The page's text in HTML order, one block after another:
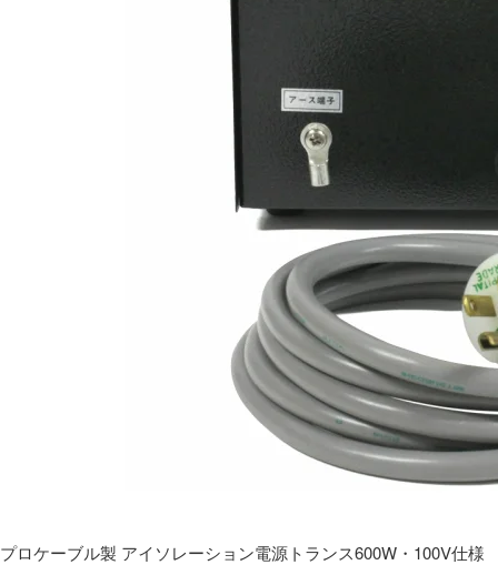
プロケーブル製 アイソレーション電源トランス600W・100V仕様